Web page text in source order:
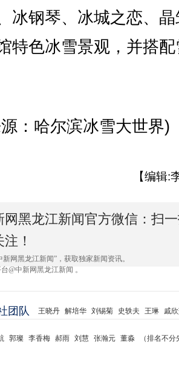
冰钢琴、冰城之恋、
特色冰雪景观，并搭
哈尔滨冰雪大世界)
【编辑:
网黑龙江新闻官方微信：扫
！
新网黑龙江新闻”，获取独家新闻资讯。
@中新网黑龙江新闻 。
团队 王晓丹 解培华 刘锡菊 史轶夫 王琳 戚
郭璨 李香梅 郝雨 刘慧 张瀚元 董淼 （排名不